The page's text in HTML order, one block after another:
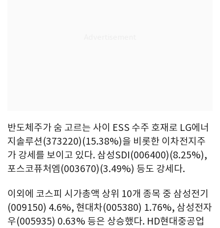
반도체주가 숨 고르는 사이 ESS 수주 호재로 LG에너
지솔루션(373220)(15.38%)을 비롯한 이차전지주
가 강세를 보이고 있다. 삼성SDI(006400)(8.25%),
포스코퓨처엠(003670)(3.49%) 등도 강세다.
이외에 코스피 시가총액 상위 10개 종목 중 삼성전기
(009150) 4.6%, 현대차(005380) 1.76%, 삼성전자
우(005935) 0.63% 등은 상승했다. HD현대중공업